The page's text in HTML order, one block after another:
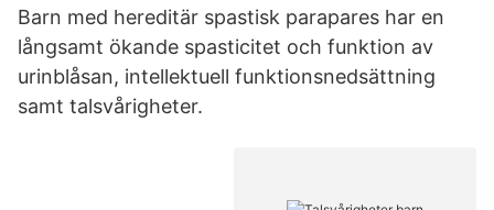
Barn med hereditär spastisk parapares har en
långsamt ökande spasticitet och funktion av
urinblåsan, intellektuell funktionsnedsättning
samt talsvårigheter.